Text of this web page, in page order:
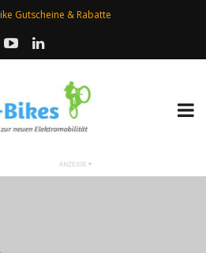
Gutscheine & Rabatte